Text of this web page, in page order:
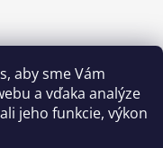
aby sme Vám
a vďaka analýze
jeho funkcie, výkon